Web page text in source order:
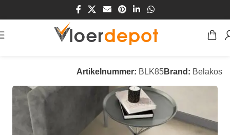
/Vloeren/PVC Vloeren
Artikelnummer: BLK85Brand: Belakos